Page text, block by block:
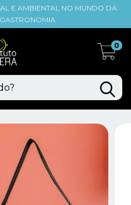
E AMBIENTAL NO MUNDO DA
0